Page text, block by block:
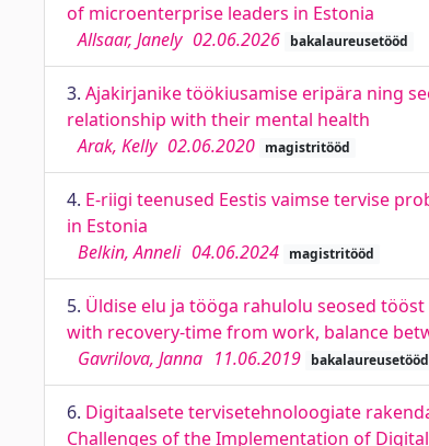
of microenterprise leaders in Estonia
Allsaar, Janely 02.06.2026 bakalaureusetööd
3. Ajakirjanike töökiusamise eripära ning
relationship with their mental health
Arak, Kelly 02.06.2020 magistritööd
4. E-riigi teenused Eestis vaimse tervise
in Estonia
Belkin, Anneli 04.06.2024 magistritööd
5. Üldise elu ja tööga rahulolu seosed
with recovery-time from work, balance
Gavrilova, Janna 11.06.2019 bakalaureusetööd
6. Digitaalsete tervisetehnoloogiate
Challenges of the Implementation of